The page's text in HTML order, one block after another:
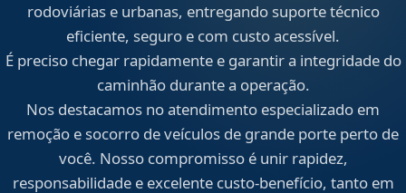
rodoviárias e urbanas, entregando suporte técnico
eficiente, seguro e com custo acessível.
É preciso chegar rapidamente e garantir a integridade do
caminhão durante a operação.
Nos destacamos no atendimento especializado em
remoção e socorro de veículos de grande porte perto de
você. Nosso compromisso é unir rapidez,
responsabilidade e excelente custo-benefício, tanto em